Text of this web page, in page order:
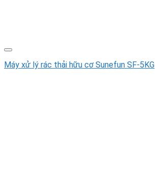
Máy xử lý rác thải hữu cơ Sunefun SF-5KG